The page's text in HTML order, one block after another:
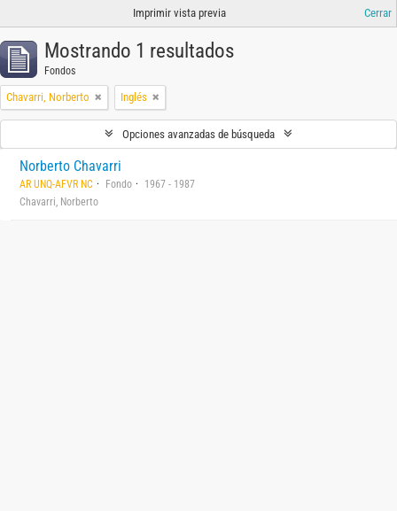
Imprimir vista previa Cerrar
Mostrando 1 resultados
Fondos
Chavarri, Norberto Inglés
Opciones avanzadas de búsqueda
Norberto Chavarri
AR UNQ-AFVR NC Fondo
1967 - 1987
Chavarri, Norberto